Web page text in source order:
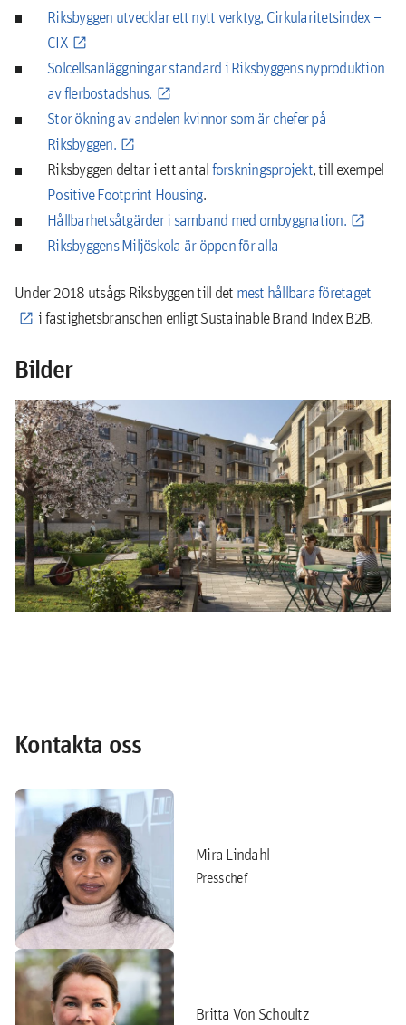
Riksbyggen utvecklar ett nytt verktyg, Cirkularitetsindex –
CIX
Solcellsanläggningar standard i Riksbyggens nyproduktion
av flerbostadshus.
Stor ökning av andelen kvinnor som är chefer på
Riksbyggen.
Riksbyggen deltar i ett antalforskningsprojekt, till exempel
Positive Footprint Housing.
Hållbarhetsåtgärder i samband med ombyggnation.
Riksbyggens Miljöskola är öppen för alla
Under 2018 utsågs Riksbyggen till det mest hållbara företaget
i fastighetsbranschen enligt Sustainable Brand Index B2B.
Bilder
Kontakta oss
Mira Lindahl
Presschef
Britta Von Schoultz